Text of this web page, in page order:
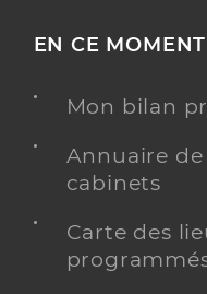
EN CE MOMENT
Mon bilan
Annuaire
cabinets
Carte des